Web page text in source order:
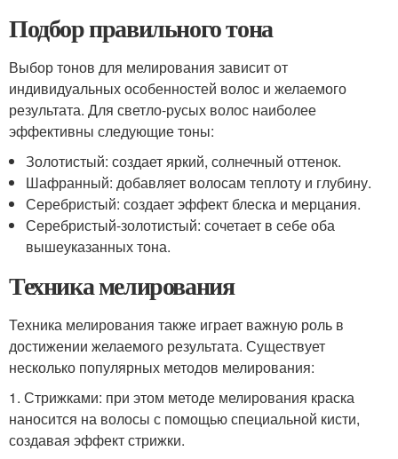
Подбор правильного тона
Выбор тонов для мелирования зависит от
индивидуальных особенностей волос и желаемого
результата. Для светло-русых волос наиболее
эффективны следующие тоны:
Золотистый: создает яркий, солнечный оттенок.
Шафранный: добавляет волосам теплоту и глубину.
Серебристый: создает эффект блеска и мерцания.
Серебристый-золотистый: сочетает в себе оба
вышеуказанных тона.
Техника мелирования
Техника мелирования также играет важную роль в
достижении желаемого результата. Существует
несколько популярных методов мелирования:
1. Стрижками: при этом методе мелирования краска
наносится на волосы с помощью специальной кисти,
создавая эффект стрижки.